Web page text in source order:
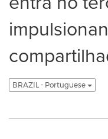
BRAZIL - Portuguese